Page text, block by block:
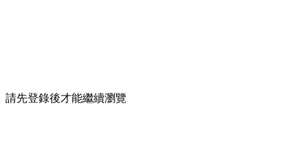
請先登錄後才能繼續瀏覽